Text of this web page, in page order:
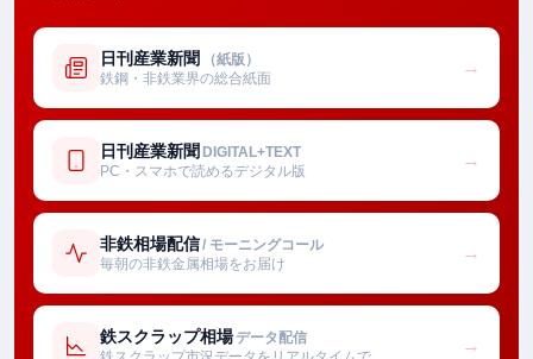
日刊産業新聞 （紙版）
鉄鋼・非鉄業界の総合紙面
→
日刊産業新聞 DIGITAL+TEXT
PC・スマホで読めるデジタル版
→
非鉄相場配信/ モーニングコール
毎朝の非鉄金属相場をお届け
→
鉄スクラップ相場 データ配信 →